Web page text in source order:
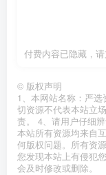
付费内容已隐藏，
© 版权声明
1、本网站名称：严
切资源不代表本站立
责。 4、请用户仔细
本站所有资源均来自
何版权问题。所有资
您发现本站上有侵犯
会及时修改或删除。